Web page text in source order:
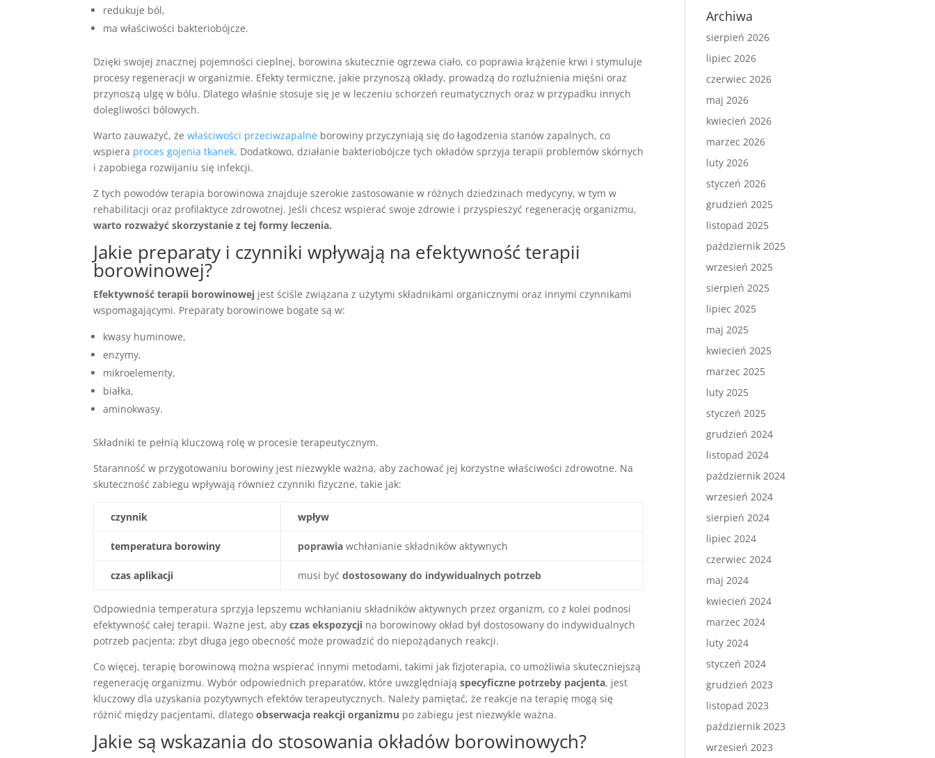
redukuje ból,
ma właściwości bakteriobójcze.
Dzięki swojej znacznej pojemności cieplnej, borowina skutecznie ogrzewa ciało, co poprawia krążenie krwi i stymuluje
procesy regeneracji w organizmie. Efekty termiczne, jakie przynoszą okłady, prowadzą do rozluźnienia mięśni oraz
przynoszą ulgę w bólu. Dlatego właśnie stosuje się je w leczeniu schorzeń reumatycznych oraz w przypadku innych
dolegliwości bólowych.
Warto zauważyć, żewłaściwości przeciwzapalne borowiny przyczyniają się do łagodzenia stanów zapalnych, co
wspiera proces gojenia tkanek. Dodatkowo, działanie bakteriobójcze tych okładów sprzyja terapii problemów skórnych
i zapobiega rozwijaniu się infekcji.
Z tych powodów terapia borowinowa znajduje szerokie zastosowanie w różnych dziedzinach medycyny, w tym w
rehabilitacji oraz profilaktyce zdrowotnej. Jeśli chcesz wspierać swoje zdrowie i przyspieszyć regenerację organizmu,
warto rozważyć skorzystanie z tej formy leczenia.
Jakie preparaty i czynniki wpływają na efektywność terapii
borowinowej?
Efektywność terapii borowinowej jest ściśle związana z użytymi składnikami organicznymi oraz innymi czynnikami
wspomagającymi. Preparaty borowinowe bogate są w:
kwasy huminowe,
enzymy,
mikroelementy,
białka,
aminokwasy.
Składniki te pełnią kluczową rolę w procesie terapeutycznym.
Staranność w przygotowaniu borowiny jest niezwykle ważna, aby zachować jej korzystne właściwości zdrowotne. Na
skuteczność zabiegu wpływają również czynniki fizyczne, takie jak:
czynnik wpływ
temperatura borowiny poprawia wchłanianie składników aktywnych
czas aplikacji musi byćdostosowany do indywidualnych potrzeb
Odpowiednia temperatura sprzyja lepszemu wchłanianiu składników aktywnych przez organizm, co z kolei podnosi
efektywność całej terapii. Ważne jest, abyczas ekspozycji na borowinowy okład był dostosowany do indywidualnych
potrzeb pacjenta; zbyt długa jego obecność może prowadzić do niepożądanych reakcji.
Co więcej, terapię borowinową można wspierać innymi metodami, takimi jak fizjoterapia, co umożliwia skuteczniejszą
regenerację organizmu. Wybór odpowiednich preparatów, które uwzględniająspecyficzne potrzeby pacjenta, jest
kluczowy dla uzyskania pozytywnych efektów terapeutycznych. Należy pamiętać, że reakcje na terapię mogą się
różnić między pacjentami, dlategoobserwacja reakcji organizmu po zabiegu jest niezwykle ważna.
Jakie są wskazania do stosowania okładów borowinowych?
Archiwa
sierpień 2026
lipiec 2026
czerwiec 2026
maj 2026
kwiecień 2026
marzec 2026
luty 2026
styczeń 2026
grudzień 2025
listopad 2025
październik 2025
wrzesień 2025
sierpień 2025
lipiec 2025
maj 2025
kwiecień 2025
marzec 2025
luty 2025
styczeń 2025
grudzień 2024
listopad 2024
październik 2024
wrzesień 2024
sierpień 2024
lipiec 2024
czerwiec 2024
maj 2024
kwiecień 2024
marzec 2024
luty 2024
styczeń 2024
grudzień 2023
listopad 2023
październik 2023
wrzesień 2023